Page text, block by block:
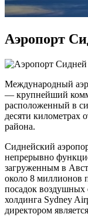
Аэропорт
Международный
— крупнейший
расположенный в
десяти километрах
района.
Сиднейский
непрерывно
загруженным в
около 8 миллионов
посадок воздушных
холдинга Sydney
директором